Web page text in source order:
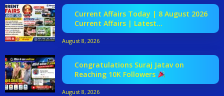
Current Affairs Today | 8 August 2026
Current Affairs | Latest...
August 8, 2026
Congratulations Suraj Jatav on
Reaching 10K Followers
August 8, 2026